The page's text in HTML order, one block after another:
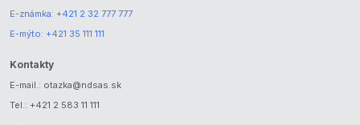
E-známka: +421 2 32 777 777
E-mýto: +421 35 111 111
Kontakty
E-mail.: otazka@ndsas.sk
Tel.: +421 2 583 11 111